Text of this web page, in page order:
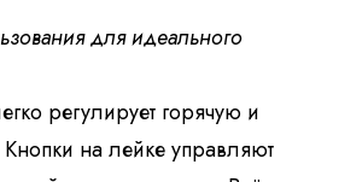
для идеального
регулирует горячую и
на лейке управляют